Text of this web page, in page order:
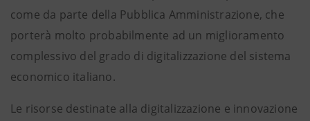
come da parte della Pubblica Amministrazione, che
porterà molto probabilmente ad un miglioramento
complessivo del grado di digitalizzazione del sistema
economico italiano.
Le risorse destinate alla digitalizzazione e innovazione